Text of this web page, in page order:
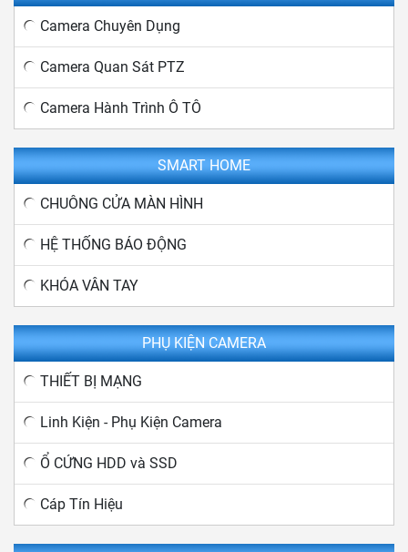
Camera Chuyên Dụng
Camera Quan Sát PTZ
Camera Hành Trình Ô TÔ
SMART HOME
CHUÔNG CỬA MÀN HÌNH
HỆ THỐNG BÁO ĐỘNG
KHÓA VÂN TAY
PHỤ KIỆN CAMERA
THIẾT BỊ MẠNG
Linh Kiện - Phụ Kiện Camera
Ổ CỨNG HDD và SSD
Cáp Tín Hiệu